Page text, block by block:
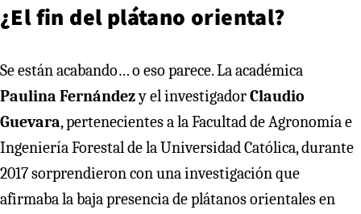
¿El fin del plátano oriental?
Se están acabando… o eso parece. La académica
Paulina Fernándezy el investigadorClaudio
Guevara, pertenecientes a la Facultad de Agronomía e
Ingeniería Forestal de la Universidad Católica, durante
2017 sorprendieron con una investigación que
afirmaba la baja presencia de plátanos orientales en